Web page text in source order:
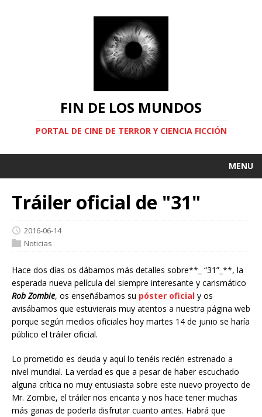
FIN DE LOS MUNDOS
PORTAL DE CINE DE TERROR Y CIENCIA FICCIÓN
MENU
Tráiler oficial de "31"
2016-06-14
Noticias
Hace dos días os dábamos más detalles sobre**_ “31”_**, la
esperada nueva película del siempre interesante y carismático
Rob Zombie, os enseñábamos su póster oficial y os
avisábamos que estuvierais muy atentos a nuestra página web
porque según medios oficiales hoy martes 14 de junio se haría
público el tráiler oficial.
Lo prometido es deuda y aquí lo tenéis recién estrenado a
nivel mundial. La verdad es que a pesar de haber escuchado
alguna crítica no muy entusiasta sobre este nuevo proyecto de
Mr. Zombie, el tráiler nos encanta y nos hace tener muchas
más ganas de poderla disfrutar cuanto antes. Habrá que